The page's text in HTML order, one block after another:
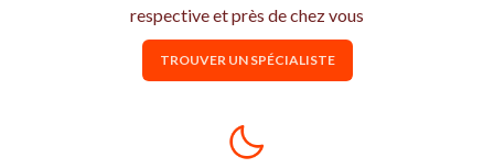
respective et près de chez vous
TROUVER UN SPÉCIALISTE